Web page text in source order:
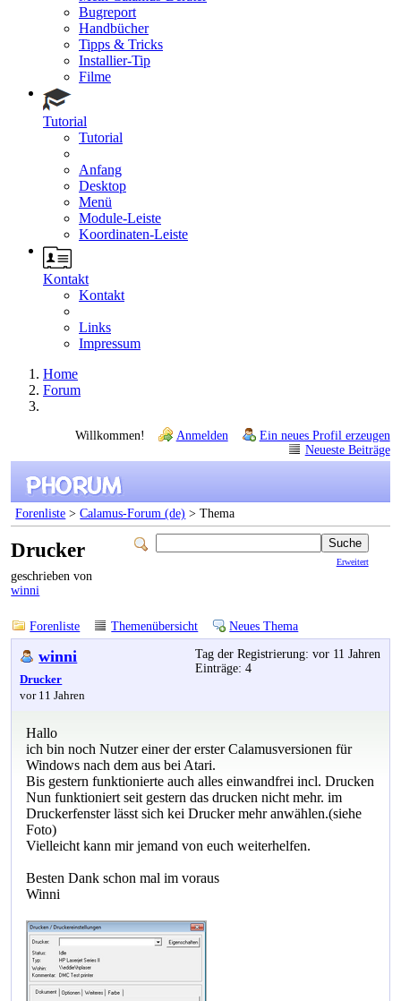
Bugreport
Handbücher
Tipps & Tricks
Installier-Tip
Filme
Tutorial
Tutorial
Anfang
Desktop
Menü
Module-Leiste
Koordinaten-Leiste
Kontakt
Kontakt
Links
Impressum
Home
Forum
Willkommen! Anmelden
Ein neues Profil erzeugen
Neueste Beiträge
Forenliste >Calamus-Forum (de) > Thema
Erweitert
Drucker
geschrieben von
winni
Forenliste Themenübersicht Neues Thema
winni
Drucker
vor 11 Jahren
Tag der Registrierung: vor 11 Jahren
Einträge: 4
Hallo
ich bin noch Nutzer einer der erster Calamusversionen für
Windows nach dem aus bei Atari.
Bis gestern funktionierte auch alles einwandfrei incl. Drucken
Nun funktioniert seit gestern das drucken nicht mehr. im
Druckerfenster lässt sich kei Drucker mehr anwählen.(siehe
Foto)
Vielleicht kann mir jemand von euch weiterhelfen.
Besten Dank schon mal im voraus
Winni